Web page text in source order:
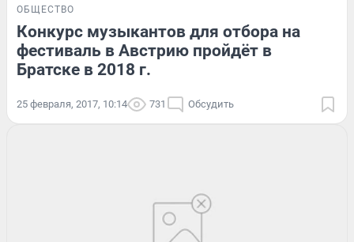
ОБЩЕСТВО
Конкурс музыкантов для отбора на
фестиваль в Австрию пройдёт в
Братске в 2018 г.
25 февраля, 2017, 10:14 731 Обсудить